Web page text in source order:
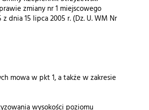
zmiany nr 1 miejscowego
dnia 15 lipca 2005 r. (Dz. U. WM Nr
mowa w pkt 1, a także w zakresie